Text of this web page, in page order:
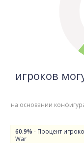
игроков
на основании
60.9% - Процент
War